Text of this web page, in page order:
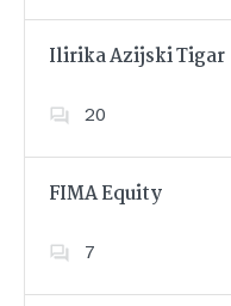
Ilirika Azijski Tigar
20
FIMA Equity
7